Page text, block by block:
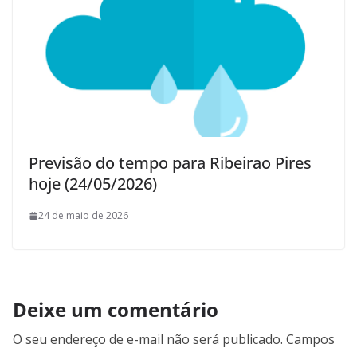
Previsão do tempo para Ribeirao Pires
hoje (24/05/2026)
24 de maio de 2026
Deixe um comentário
O seu endereço de e-mail não será publicado. Campos